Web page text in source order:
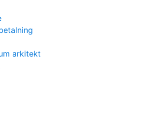
arkitekt